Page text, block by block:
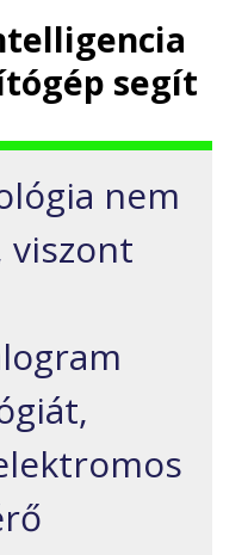
segít
nem
viszont